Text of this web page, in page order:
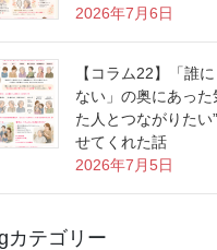
2026年7月6日
【コラム22】「誰
ない」の奥にあった
た人とつながりたい
せてくれた話
2026年7月5日
カテゴリー